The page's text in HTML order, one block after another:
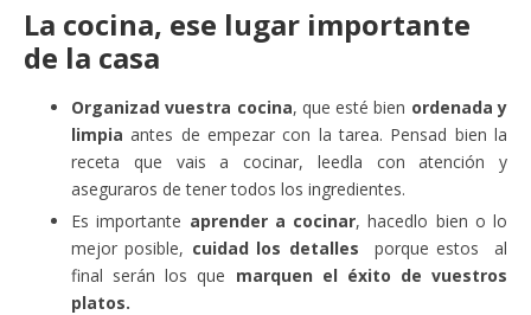
La cocina, ese lugar importante
de la casa
Organizad vuestra cocina, que esté bien ordenada y
limpia antes de empezar con la tarea. Pensad bien la
receta que vais a cocinar, leedla con atención y
aseguraros de tener todos los ingredientes.
Es importante aprender a cocinar, hacedlo bien o lo
mejor posible, cuidad los detalles porque estos al
final serán los que marquen el éxito de vuestros
platos.